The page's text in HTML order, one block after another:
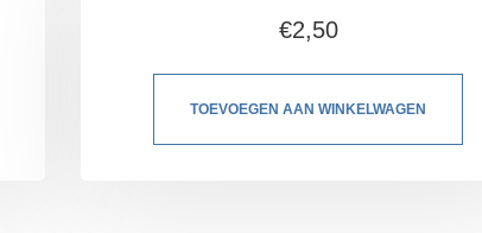
€2,50
TOEVOEGEN AAN WINKELWAGEN